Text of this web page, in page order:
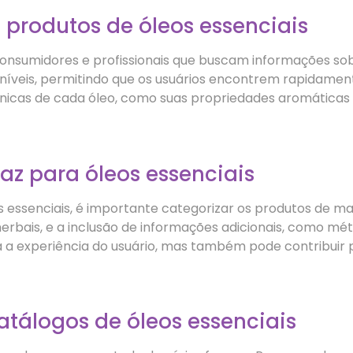
de óleos essenciais
e profissionais que buscam informações
permitindo que os usuários encontrem
de cada óleo, como suas propriedades
para óleos essenciais
é importante categorizar os produtos de
e a inclusão de informações adicionais, como
experiência do usuário, mas também pode
de óleos essenciais